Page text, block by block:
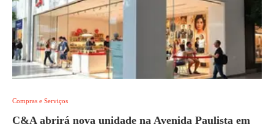
Compras e Serviços
C&A abrirá nova unidade na Avenida Paulista em